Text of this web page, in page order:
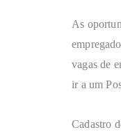
As
vagas de
ir a um
Cadastro